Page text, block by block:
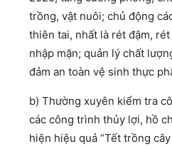
trồng, vật nuôi; chủ động
thiên tai, nhất là rét đậm,
nhập mặn; quản lý chất
đảm an toàn vệ sinh thực
b) Thường xuyên kiểm tra
các công trình thủy lợi, hồ
hiện hiệu quả “Tết trồng